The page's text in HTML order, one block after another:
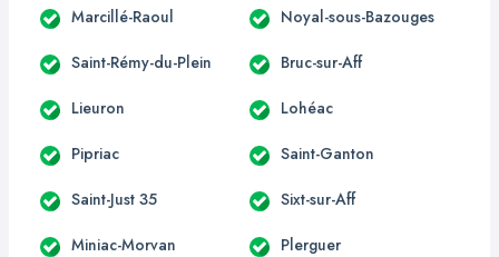
Marcillé-Raoul Noyal-sous-Bazouges
Saint-Rémy-du-Plein Bruc-sur-Aff
Lieuron Lohéac
Pipriac Saint-Ganton
Saint-Just 35 Sixt-sur-Aff
Miniac-Morvan Plerguer